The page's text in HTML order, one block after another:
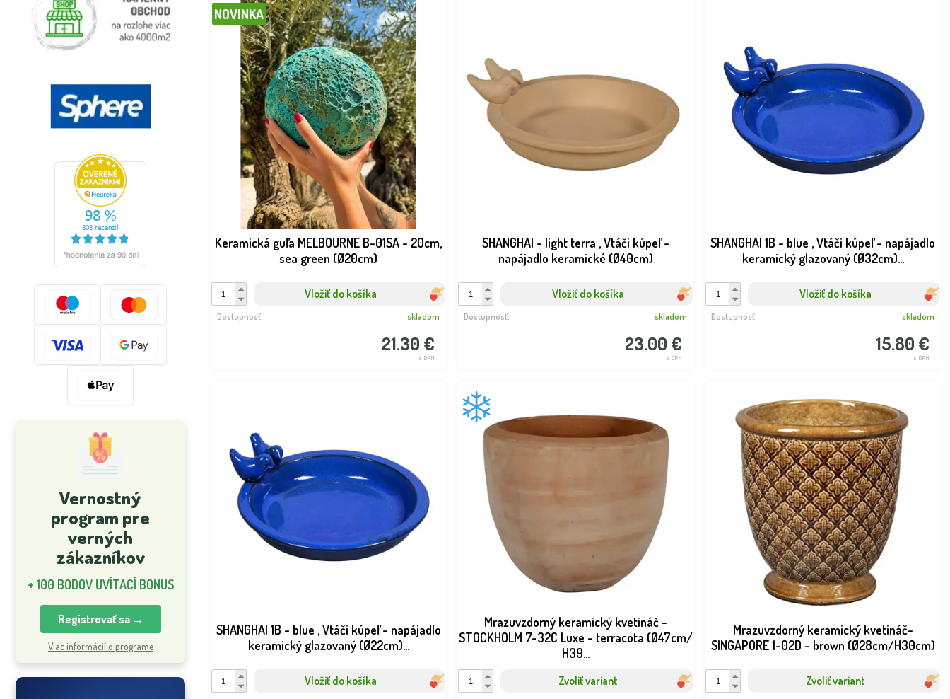
Vernostný
program pre
verných
zákazníkov
+ 100 BODOV UVÍTACÍ BONUS
Registrovať sa →
Viac informácií o programe
Keramická guľa MELBOURNE B-01SA - 20cm,
sea green (Ø20cm)
NOVINKA
Vložiť do košíka
21.30 €
s DPH
Dostupnosť: skladom
SHANGHAI - light terra , Vtáči kúpeľ -
napájadlo keramické (Ø40cm)
Vložiť do košíka
23.00 €
s DPH
Dostupnosť: skladom
SHANGHAI 1B - blue , Vtáči kúpeľ - napájadlo
keramický glazovaný (Ø32cm)...
Vložiť do košíka
15.80 €
s DPH
Dostupnosť: skladom
SHANGHAI 1B - blue , Vtáči kúpeľ - napájadlo
keramický glazovaný (Ø22cm)...
Vložiť do košíka
Mrazuvzdorný keramický kvetináč -
STOCKHOLM 7-32C Luxe - terracota (Ø47cm/
H39...
Zvoliť variant
Mrazuvzdorný keramický kvetináč-
SINGAPORE 1-02D - brown (Ø28cm/H30cm)
Zvoliť variant